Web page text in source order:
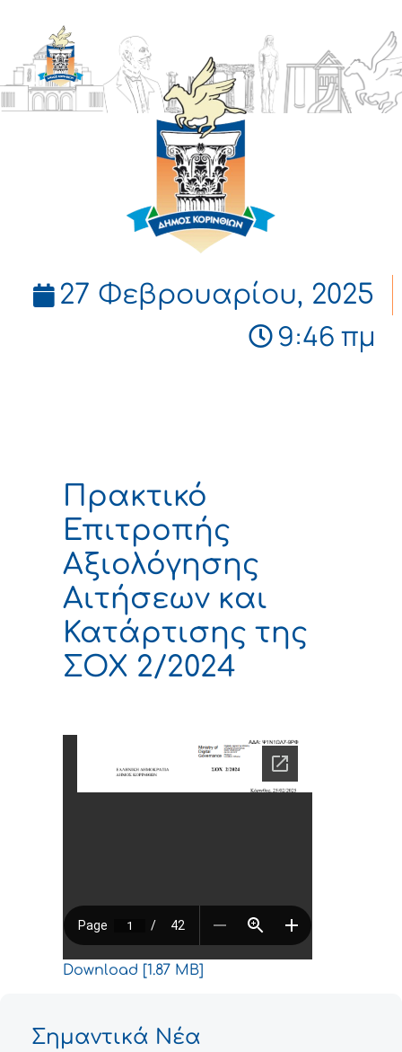
ΔΗΜΟΣ
ΚΟΡΙΝΘΙΩΝ
27 Φεβρουαρίου, 2025
9:46 πμ
Πρακτικό
Επιτροπής
Αξιολόγησης
Αιτήσεων και
Κατάρτισης της
ΣΟΧ 2/2024
Download [1.87 MB]
Σημαντικά Νέα